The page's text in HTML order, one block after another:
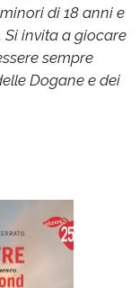
di 18 anni e
invita a giocare
sempre
Dogane e dei